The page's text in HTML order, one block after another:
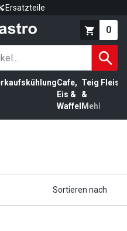
Ersatzteile
0
Cafe,
Eis &
Waffel
Teig
&
Mehl
Sortieren nach